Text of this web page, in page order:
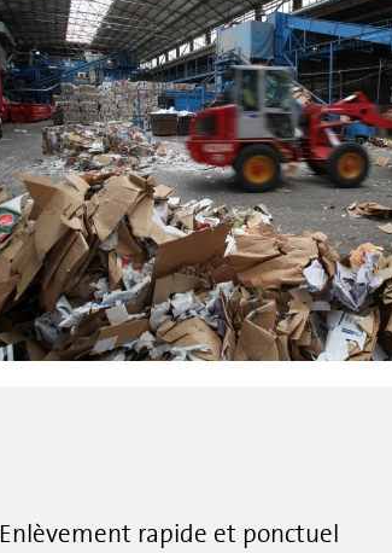
Enlèvement rapide et ponctuel